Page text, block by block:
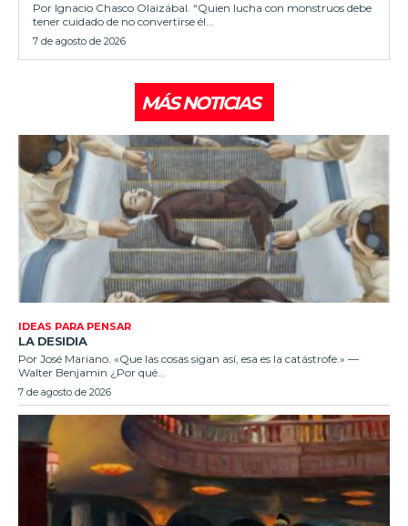
Por Ignacio Chasco Olaizábal. “Quien lucha con monstruos debe
tener cuidado de no convertirse él...
7 de agosto de 2026
MÁS NOTICIAS
IDEAS PARA PENSAR
LA DESIDIA
Por José Mariano. «Que las cosas sigan así, esa es la catástrofe.» —
Walter Benjamin ¿Por qué...
7 de agosto de 2026